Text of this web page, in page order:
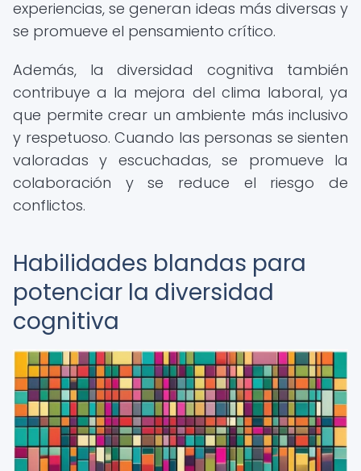
experiencias, se generan ideas más diversas y
se promueve el pensamiento crítico.
Además, la diversidad cognitiva también
contribuye a la mejora del clima laboral, ya
que permite crear un ambiente más inclusivo
y respetuoso. Cuando las personas se sienten
valoradas y escuchadas, se promueve la
colaboración y se reduce el riesgo de
conflictos.
Habilidades blandas para
potenciar la diversidad
cognitiva